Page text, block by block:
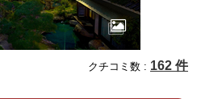
クチコミ数 : 162 件